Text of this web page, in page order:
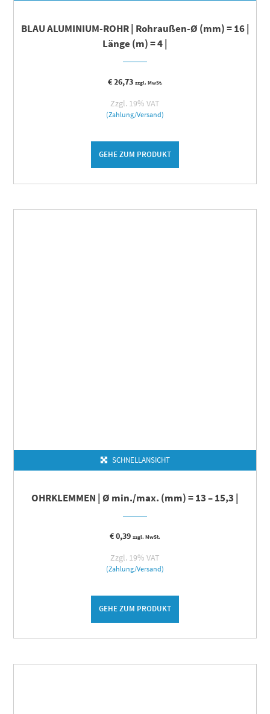
BLAU ALUMINIUM-ROHR | Rohraußen-Ø (mm) = 16 |
Länge (m) = 4 |
€26,73 zzgl. MwSt.
Zzgl. 19% VAT
(Zahlung/Versand)
GEHE ZUM PRODUKT
SCHNELLANSICHT
OHRKLEMMEN | Ø min./max. (mm) = 13 – 15,3 |
€0,39 zzgl. MwSt.
Zzgl. 19% VAT
(Zahlung/Versand)
GEHE ZUM PRODUKT